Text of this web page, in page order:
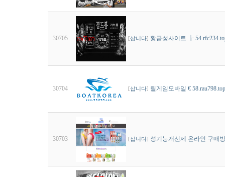
30705 [삽니다] 황금성사이트 ┟
30704 [삽니다] 릴게임모바일 €
30703 [삽니다] 성기능개선제 온라인 구매